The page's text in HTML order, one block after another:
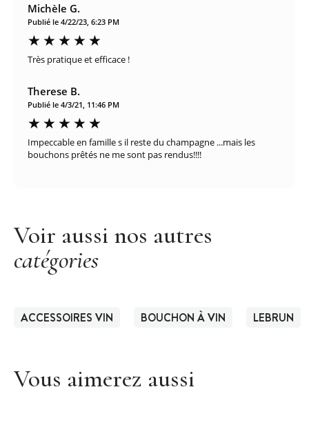
Michèle G.
Publié le 4/22/23, 6:23 PM
Très pratique et efficace !
Therese B.
Publié le 4/3/21, 11:46 PM
Impeccable en famille s il reste du champagne ...mais les
bouchons prêtés ne me sont pas rendus!!!!
Voir aussi nos autres
catégories
ACCESSOIRES VIN BOUCHON À VIN LEBRUN
Vous aimerez aussi